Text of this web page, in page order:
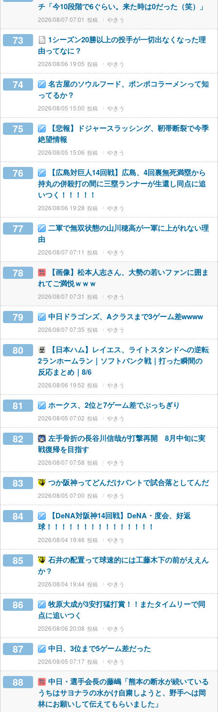
チ「今10段階で6ぐらい。来た時は0だった（笑）」
2026/08/07 07:01 やきう
73
1シーズン20勝以上の投手が一切出なくなった理
由ってなに？
2026/08/06 19:05 やきう
74
名古屋のソウルフード、ポンポコラーメンって知
ってるか？
2026/08/05 15:00 やきう
75
【悲報】ドジャースラッシング、靭帯断裂で今季
絶望情報
2026/08/05 15:06 やきう
76
【広島対巨人14回戦】広島、4回裏無死満塁から
持丸の併殺打の間に三塁ランナーが生還し同点に追
いつく！！！！！
2026/08/06 19:28 やきう
77
二軍で無双状態の山川穂高が一軍に上がれない理
由
2026/08/07 07:11 やきう
78
【画像】松本人志さん、大勢の若いファンに囲ま
れてご満悦ｗｗｗ
2026/08/07 07:31 やきう
79 中日ドラゴンズ、Aクラスまで3ゲーム差wwww
2026/08/07 07:35 やきう
80
【日本ハム】レイエス、ライトスタンドへの逆転
2ランホームラン｜ソフトバンク戦｜打った瞬間の
反応まとめ｜8/6
2026/08/06 19:52 やきう
81 ホークス、2位と7ゲーム差でぶっちぎり
2026/08/05 07:02 やきう
82
左手骨折の長谷川信哉が打撃再開 8月中旬に実
戦復帰を目指す
2026/08/07 07:58 やきう
83 つか阪神ってどんだけバントで試合落としてんだ
2026/08/05 07:00 やきう
84
【DeNA対阪神14回戦】DeNA・度会、好返
球！！！！！！！！！！！！！！！
2026/08/04 19:46 やきう
85
石井の配置って球速的には工藤木下の前がええん
か？
2026/08/04 19:44 やきう
86
牧原大成が3安打猛打賞！！またタイムリーで同
点に追いつく
2026/08/06 20:08 やきう
87 中日、3位まで5ゲーム差だった
2026/08/05 07:17 やきう
88
中日・選手会長の藤嶋「熊本の断水が続いている
うちはサヨナラの水かけ自粛しようと、野手へは岡
林にお願いして伝えてもらいました」